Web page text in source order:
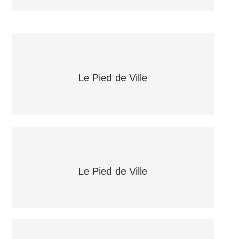
Le Pied de Ville
Le Pied de Ville